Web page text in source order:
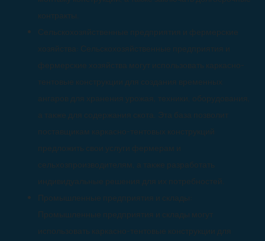
контракты.
Сельскохозяйственные предприятия и фермерские
хозяйства: Сельскохозяйственные предприятия и
фермерские хозяйства могут использовать каркасно-
тентовые конструкции для создания временных
ангаров для хранения урожая, техники, оборудования,
а также для содержания скота. Эта база позволит
поставщикам каркасно-тентовых конструкций
предложить свои услуги фермерам и
сельхозпроизводителям, а также разработать
индивидуальные решения для их потребностей.
Промышленные предприятия и склады:
Промышленные предприятия и склады могут
использовать каркасно-тентовые конструкции для